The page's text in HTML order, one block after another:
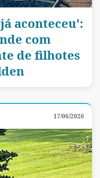
aconteceu':
com
de filhotes
17/06/2026